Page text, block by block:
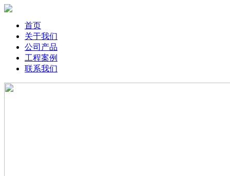
首页
关于我们
公司产品
工程案例
联系我们